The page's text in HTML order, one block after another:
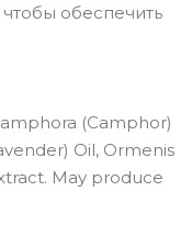
обеспечить
(Camphor)
Oil, Ormenis
May produce